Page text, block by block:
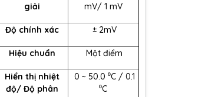
giải
mV/ 1 mV
Độ chính xác ± 2mV
Hiệu chuẩn Một điểm
Hiển thị nhiệt
độ/ Độ phân
0 ~ 50.0 ⁰C / 0.1
⁰C